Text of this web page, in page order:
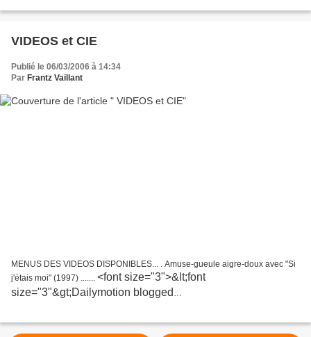
VIDEOS et CIE
Publié le 06/03/2006 à 14:34
Par Frantz Vaillant
MENUS DES VIDEOS DISPONIBLES... . Amuse-gueule aigre-doux avec "Si
j'étais moi" (1997) ....... <font size="3">&lt;font
size="3"&gt;Dailymotion blogged